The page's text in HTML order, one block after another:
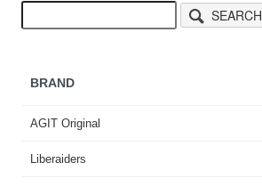
SEARCH
BRAND
AGIT Original
Liberaiders